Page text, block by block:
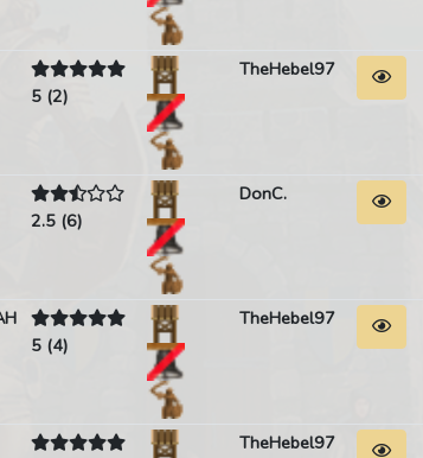
5 (2)
TheHebel97
2.5 (6)
DonC.
5 (4)
TheHebel97
TheHebel97